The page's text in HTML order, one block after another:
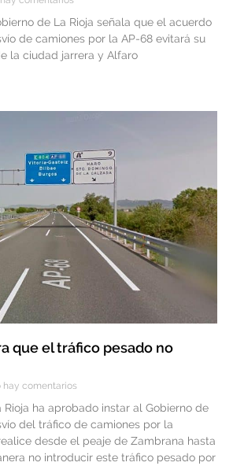
de La Rioja señala que el acuerdo
de camiones por la AP-68 evitará su
la ciudad jarrera y Alfaro
que el tráfico pesado no
hay comentarios
ha aprobado instar al Gobierno de
del tráfico de camiones por la
desde el peaje de Zambrana hasta
no introducir este tráfico pesado por